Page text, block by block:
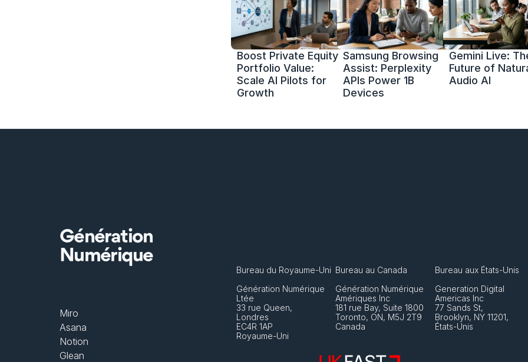
Boost Private Equity
Portfolio Value:
Scale AI Pilots for
Growth
Samsung Browsing
Assist: Perplexity
APIs Power 1B
Devices
Gemini Live:
Future of
Audio AI
Génération
Numérique
Miro
Asana
Notion
Glean
Bureau du Royaume-Uni
Génération Numérique
Ltée
33 rue Queen,
Londres
EC4R 1AP
Royaume-Uni
Bureau au Canada
Génération Numérique
Amériques Inc
181 rue Bay, Suite 1800
Toronto, ON, M5J 2T9
Canada
Bureau aux États-Unis
Generation Digital
Americas Inc
77 Sands St,
Brooklyn, NY 11201,
États-Unis